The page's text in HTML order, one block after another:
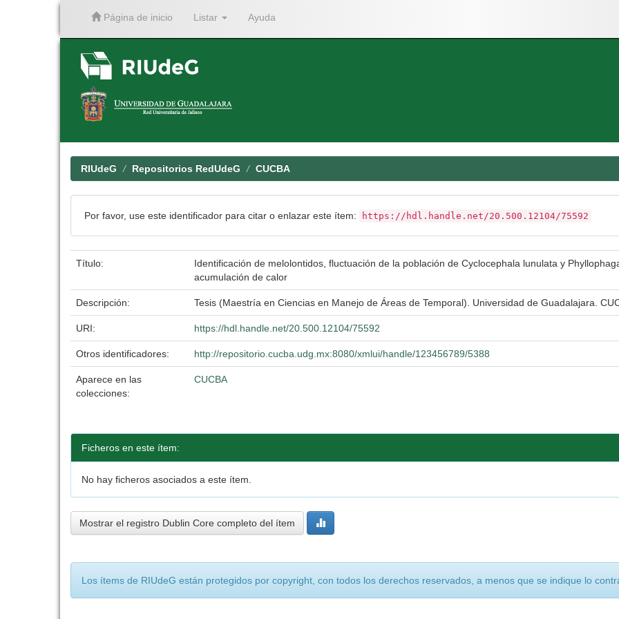
Página de inicio Listar Ayuda
RIUdeG Repositorios RedUdeG CUCBA
Por favor, use este identificador para citar o enlazar este ítem: https://hdl.handle.net/20.500.12104/75592
Título:
Identificación de melolontidos, fluctuación de la población de Cyclocephala lunulata y
acumulación de calor
Descripción: Tesis (Maestría en Ciencias en Manejo de Áreas de Temporal). Universidad de Guadalajara.
URI: https://hdl.handle.net/20.500.12104/75592
Otros identificadores: http://repositorio.cucba.udg.mx:8080/xmlui/handle/123456789/5388
Aparece en las
colecciones:
CUCBA
Ficheros en este ítem:
No hay ficheros asociados a este ítem.
Mostrar el registro Dublin Core completo del ítem
Los ítems de RIUdeG están protegidos por copyright, con todos los derechos reservados, a menos que se indique lo